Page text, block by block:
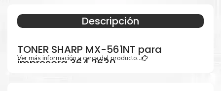
Descripción
TONER SHARP MX-561NT para
impresora 364 2630
Ver más información a cerca del producto...